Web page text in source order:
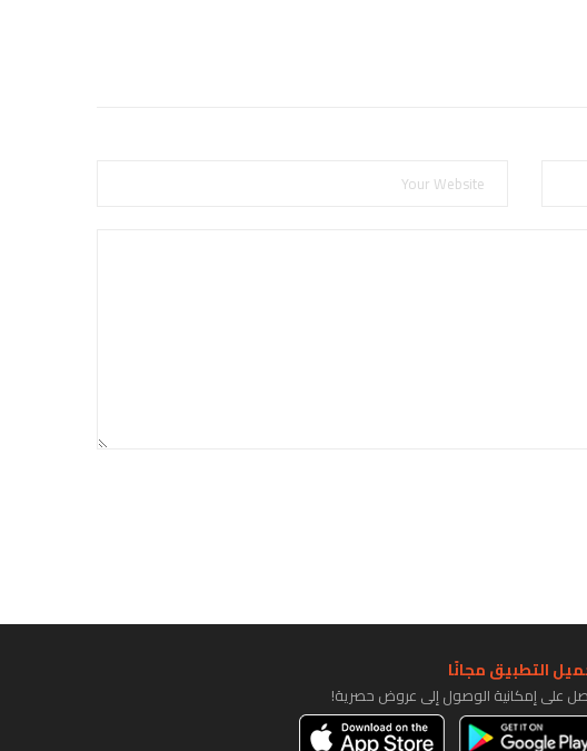
التطبيق مجانًا
على إمكانية الوصول إلى عروض حصرية!